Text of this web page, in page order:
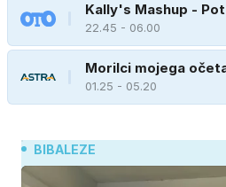
Kally's Mashup -
22.45 - 06.00
Morilci mojega
01.25 - 05.20
BIBALEZE